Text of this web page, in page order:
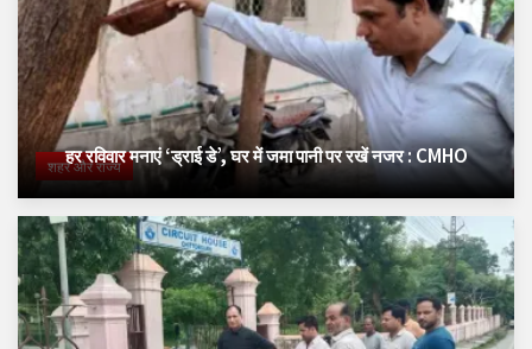
शहर और राज्य
हर रविवार मनाएं ‘ड्राई डे’, घर में जमा पानी पर रखें नजर : CMHO